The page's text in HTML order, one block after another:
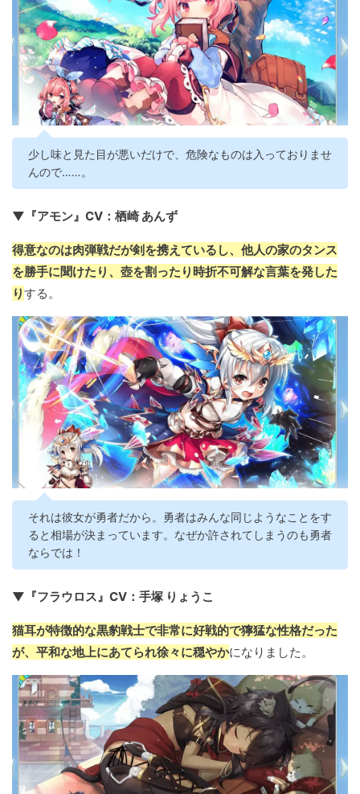
少し味と見た目が悪いだけで、危険なものは入っておりませ
んので……。
▼『アモン』CV：栖崎 あんず
得意なのは肉弾戦だが剣を携えているし、他人の家のタンス
を勝手に聞けたり、壺を割ったり時折不可解な言葉を発した
りする。
それは彼女が勇者だから。勇者はみんな同じようなことをす
ると相場が決まっています。なぜか許されてしまうのも勇者
ならでは！
▼『フラウロス』CV：手塚 りょうこ
猫耳が特徴的な黒豹戦士で非常に好戦的で獰猛な性格だった
が、平和な地上にあてられ徐々に穏やかになりました。